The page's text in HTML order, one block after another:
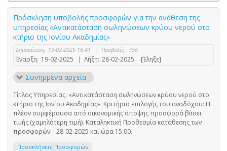
Πρόσκληση υποβολής προσφορών για την ανάθεση της
υπηρεσίας «Αντικατάσταση σωληνώσεων κρύου νερού στο
κτήριο της Ιονίου Ακαδημίας»
Δημοσίευση: 19-02-2025 16:41 | Προβολές: 756
Έναρξη: 19-02-2025 | Λήξη: 28-02-2025 [Έληξε]
Συνημμένα αρχεία
Τίτλος Υπηρεσίας: «Αντικατάσταση σωληνώσεων κρύου νερού στο
κτήριο της Ιονίου Ακαδημίας». Κριτήριο επιλογής του αναδόχου: Η
πλέον συμφέρουσα από οικονομικής άποψης προσφορά βάσει
τιμής (χαμηλότερη τιμή). Καταληκτική Προθεσμία κατάθεσης των
προσφορών: 28-02-2025 και ώρα 15:00.
Προσκλήσεις Προσφορών